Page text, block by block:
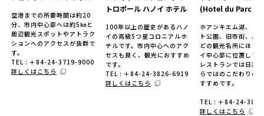
空港までの所要時間は約20
分、市内中心部へは約5㎞と
周辺観光スポットやアトラク
ションへのアクセスが抜群で
す。
TEL : ＋84-24-3719-9000
詳しくはこちら
トロポール ハノイ ホテル
100年以上の歴史があるハノ
イの高級5つ星コロニアルホ
テルです。市内中心へのアク
セスも良く、観光におすすめ
です。
TEL : ＋84-24-3826-6919
詳しくはこちら
(Hotel du Parc
ホアンキエム湖、ト
ト公園、旧市街、ハ
どの観光名所にほど
イ中心部に位置して
レストランでは日系
らではのこだわりの
すすめです。
TEL : ＋84-24-
詳しくはこちら